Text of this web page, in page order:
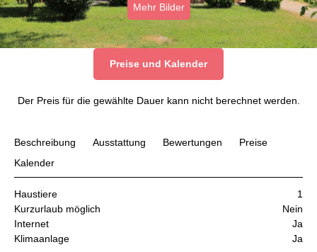
Mehr Bilder
Preise und Kalender
Der Preis für die gewählte Dauer kann nicht berechnet werden.
Beschreibung Ausstattung Bewertungen
Preise
Kalender
Haustiere
1
Kurzurlaub möglich
Nein
Internet
Ja
Klimaanlage
Ja